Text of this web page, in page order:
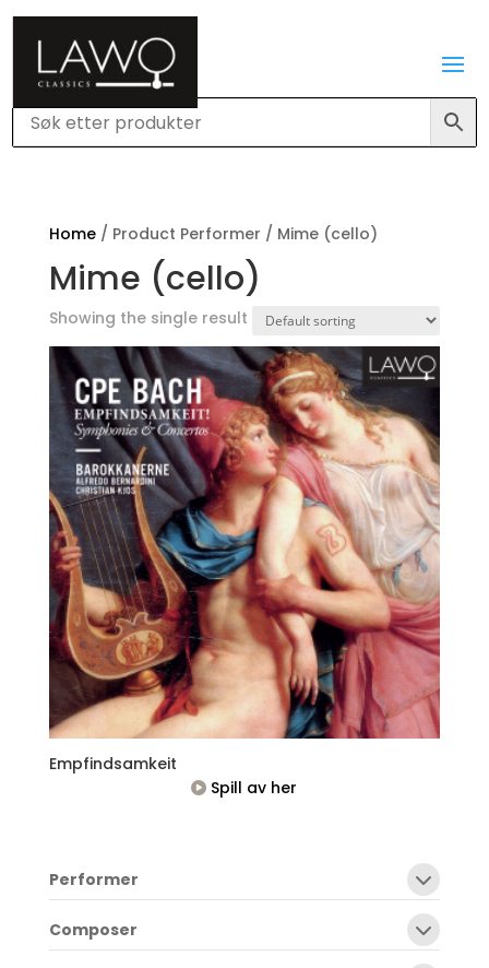
Home/ Product Performer / Mime (cello)
Mime (cello)
Showing the single result
Empfindsamkeit
Spill av her
Performer
Composer